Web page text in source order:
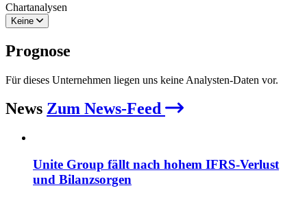
Chartanalysen
Keine
Prognose
Für dieses Unternehmen liegen uns keine Analysten-Daten vor.
News Zum News-Feed
Unite Group fällt nach hohem IFRS‑Verlust
und Bilanzsorgen